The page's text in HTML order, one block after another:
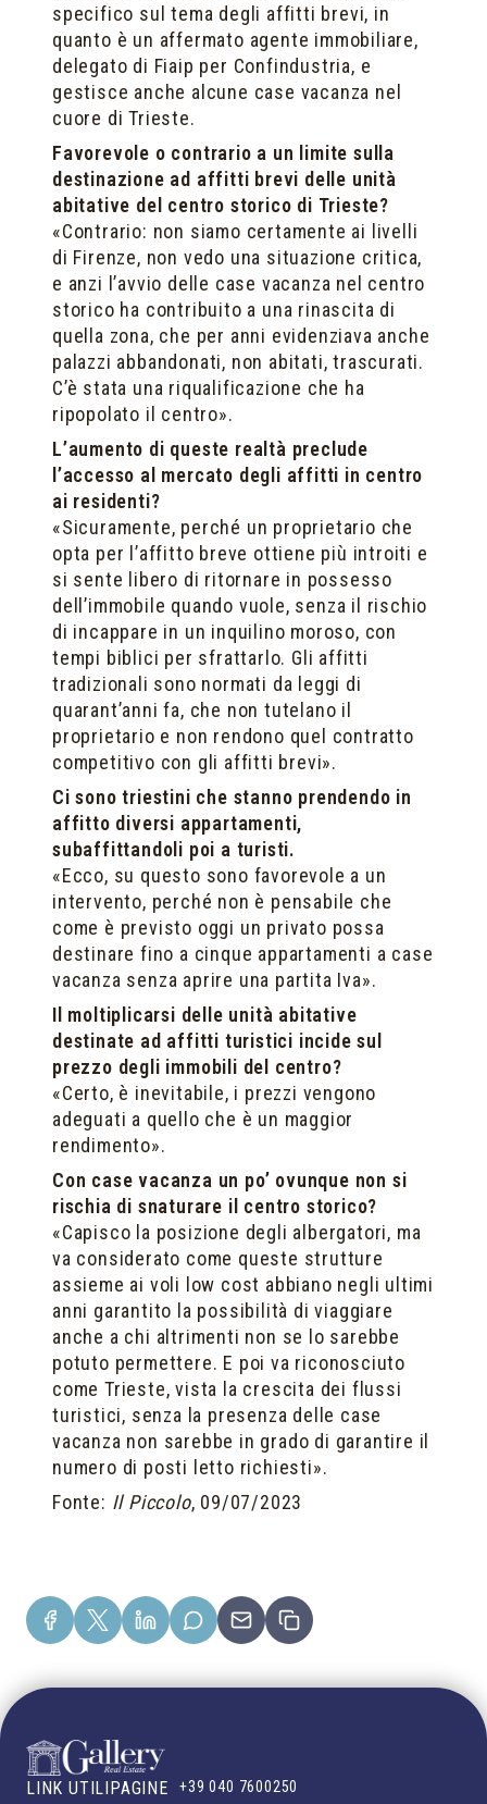
specifico sul tema degli affitti brevi, in
quanto è un affermato agente immobiliare,
delegato di Fiaip per Confindustria, e
gestisce anche alcune case vacanza nel
cuore di Trieste.
Favorevole o contrario a un limite sulla
destinazione ad affitti brevi delle unità
abitative del centro storico di Trieste?
«Contrario: non siamo certamente ai livelli
di Firenze, non vedo una situazione critica,
e anzi l’avvio delle case vacanza nel centro
storico ha contribuito a una rinascita di
quella zona, che per anni evidenziava anche
palazzi abbandonati, non abitati, trascurati.
C’è stata una riqualificazione che ha
ripopolato il centro».
L’aumento di queste realtà preclude
l’accesso al mercato degli affitti in centro
ai residenti?
«Sicuramente, perché un proprietario che
opta per l’affitto breve ottiene più introiti e
si sente libero di ritornare in possesso
dell’immobile quando vuole, senza il rischio
di incappare in un inquilino moroso, con
tempi biblici per sfrattarlo. Gli affitti
tradizionali sono normati da leggi di
quarant’anni fa, che non tutelano il
proprietario e non rendono quel contratto
competitivo con gli affitti brevi».
Ci sono triestini che stanno prendendo in
affitto diversi appartamenti,
subaffittandoli poi a turisti.
«Ecco, su questo sono favorevole a un
intervento, perché non è pensabile che
come è previsto oggi un privato possa
destinare fino a cinque appartamenti a case
vacanza senza aprire una partita Iva».
Il moltiplicarsi delle unità abitative
destinate ad affitti turistici incide sul
prezzo degli immobili del centro?
«Certo, è inevitabile, i prezzi vengono
adeguati a quello che è un maggior
rendimento».
Con case vacanza un po’ ovunque non si
rischia di snaturare il centro storico?
«Capisco la posizione degli albergatori, ma
va considerato come queste strutture
assieme ai voli low cost abbiano negli ultimi
anni garantito la possibilità di viaggiare
anche a chi altrimenti non se lo sarebbe
potuto permettere. E poi va riconosciuto
come Trieste, vista la crescita dei flussi
turistici, senza la presenza delle case
vacanza non sarebbe in grado di garantire il
numero di posti letto richiesti».
Fonte: Il Piccolo, 09/07/2023
LINK UTILIPAGINE +39 040 7600250